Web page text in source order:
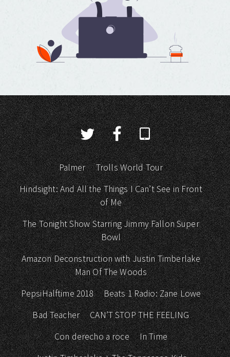
Palmer
Trolls World Tour
Hindsight: And All the Things I Can’t See in Front
of Me
The Tonight Show Starring Jimmy Fallon Super
Bowl
Amazon Deconstruction with Justin Timberlake
Man Of The Woods
PepsiHalftime 2018
Beats 1 Radio: Zane Lowe
Bad Teacher
CAN’T STOP THE FEELING
Con derecho a roce
In Time